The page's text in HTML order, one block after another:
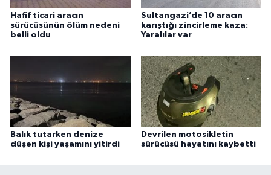
Hafif ticari aracın
sürücüsünün ölüm nedeni
belli oldu
Sultangazi’de 10 aracın
karıştığı zincirleme kaza:
Yaralılar var
Balık tutarken denize
düşen kişi yaşamını yitirdi
Devrilen motosikletin
sürücüsü hayatını kaybetti